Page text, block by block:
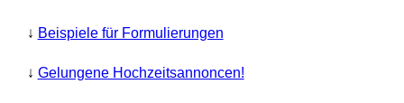
↓ Beispiele für Formulierungen
↓ Gelungene Hochzeitsannoncen!